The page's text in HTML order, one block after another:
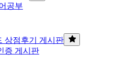
공부
상점후기 게시판
증 게시판